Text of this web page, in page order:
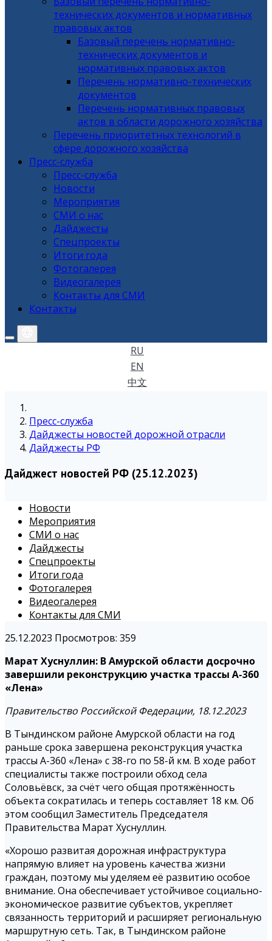
технических документов и нормативных
правовых актов
Базовый перечень нормативно-
технических документов и
нормативных правовых актов
Перечень нормативно-технических
документов
Перечень нормативных правовых
актов в области дорожного хозяйства
Перечень приоритетных технологий в
сфере дорожного хозяйства
Пресс-служба
Пресс-служба
Новости
Мероприятия
СМИ о нас
Дайджесты
Спецпроекты
Итоги года
Фотогалерея
Видеогалерея
Контакты для СМИ
Контакты
RU
EN
中文
Пресс-служба
Дайджесты новостей дорожной отрасли
Дайджесты РФ
Дайджест новостей РФ (25.12.2023)
Новости
Мероприятия
СМИ о нас
Дайджесты
Спецпроекты
Итоги года
Фотогалерея
Видеогалерея
Контакты для СМИ
25.12.2023 Просмотров: 359
Марат Хуснуллин: В Амурской области досрочно
завершили реконструкцию участка трассы А-360
«Лена»
Правительство Российской Федерации, 18.12.2023
В Тындинском районе Амурской области на год
раньше срока завершена реконструкция участка
трассы А-360 «Лена» с 38-го по 58-й км. В ходе работ
специалисты также построили обход села
Соловьёвск, за счёт чего общая протяжённость
объекта сократилась и теперь составляет 18 км. Об
этом сообщил Заместитель Председателя
Правительства Марат Хуснуллин.
«Хорошо развитая дорожная инфраструктура
напрямую влияет на уровень качества жизни
граждан, поэтому мы уделяем её развитию особое
внимание. Она обеспечивает устойчивое социально-
экономическое развитие субъектов, укрепляет
связанность территорий и расширяет региональную
маршрутную сеть. Так, в Тындинском районе